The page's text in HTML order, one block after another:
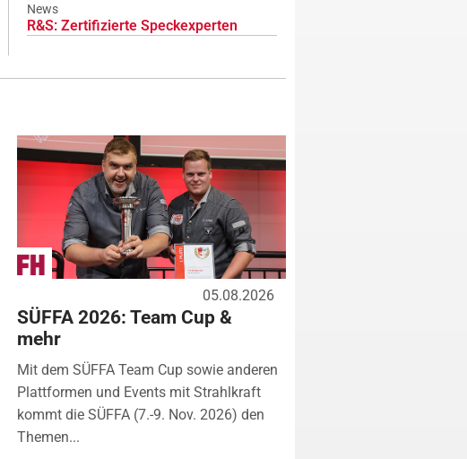
News
R&S: Zertifizierte Speckexperten
05.08.2026
SÜFFA 2026: Team Cup &
mehr
Mit dem SÜFFA Team Cup sowie anderen
Plattformen und Events mit Strahlkraft
kommt die SÜFFA (7.-9. Nov. 2026) den
Themen...